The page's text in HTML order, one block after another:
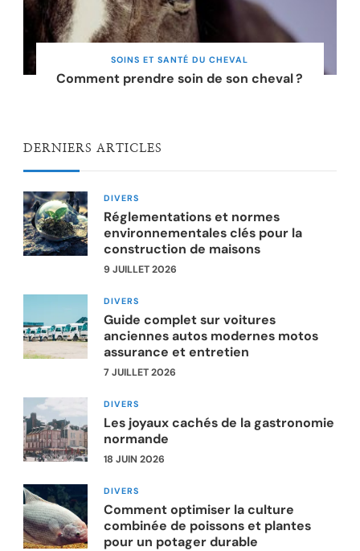
SOINS ET SANTÉ DU CHEVAL
Comment prendre soin de son cheval ?
DERNIERS ARTICLES
DIVERS
Réglementations et normes
environnementales clés pour la
construction de maisons
9 JUILLET 2026
DIVERS
Guide complet sur voitures
anciennes autos modernes motos
assurance et entretien
7 JUILLET 2026
DIVERS
Les joyaux cachés de la gastronomie
normande
18 JUIN 2026
DIVERS
Comment optimiser la culture
combinée de poissons et plantes
pour un potager durable